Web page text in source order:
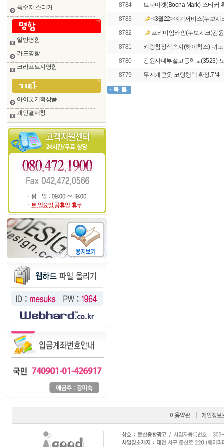
특수지 스티커
일반명함
카드명함
크라프트지명함
아이굿기획상품
개인결재창
8784
브나마켓(Boona Mark)-스티커
8783
<3월22>여기서비스(누보시
8782
프리미엄라인(누보시크)김
8781
키링참장식속지(하이칙스)-귀
8780
강원사대부설고등학교(3523)-
8779
무지개큰옷-코팅행택 확정.7*4